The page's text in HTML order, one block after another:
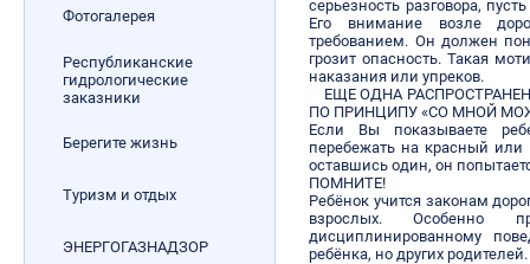
Фотогалерея
Республиканские
гидрологические
заказники
Берегите жизнь
Туризм и отдых
ЭНЕРГОГАЗНАДЗОР
серьезность разговора,
Его внимание возле
требованием. Он должен
грозит опасность. Такая
наказания или упреков.
ЕЩЕ ОДНА
ПО ПРИНЦИПУ «СО МНОЙ
Если Вы показываете
перебежать на красный или
оставшись один, он
ПОМНИТЕ!
Ребёнок учится законам
взрослых.
дисциплинированному
ребёнка, но других родителей.